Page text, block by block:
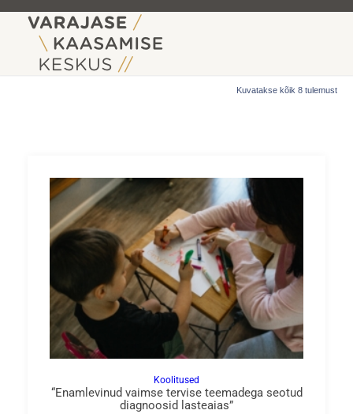
Kuvatakse kõik 8 tulemust
Koolitused
“Enamlevinud vaimse tervise teemadega seotud
diagnoosid lasteaias”